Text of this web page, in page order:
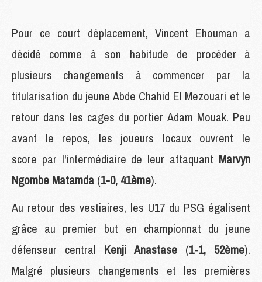
Pour ce court déplacement, Vincent Ehouman a
décidé comme à son habitude de procéder à
plusieurs changements à commencer par la
titularisation du jeune Abde Chahid El Mezouari et le
retour dans les cages du portier Adam Mouak. Peu
avant le repos, les joueurs locaux ouvrent le
score par l'intermédiaire de leur attaquant Marvyn
Ngombe Matamda (1-0, 41ème).
Au retour des vestiaires, les U17 du PSG égalisent
grâce au premier but en championnat du jeune
défenseur central Kenji Anastase (1-1, 52ème).
Malgré plusieurs changements et les premières